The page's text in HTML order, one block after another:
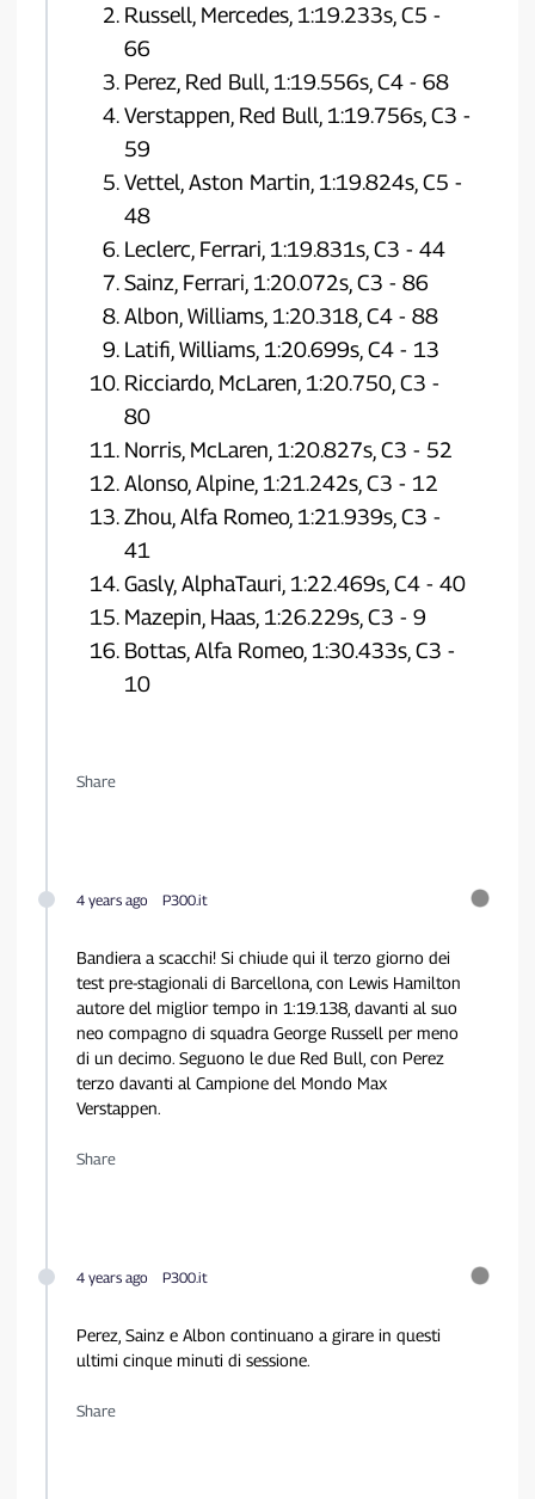
Russell, Mercedes, 1:19.233s, C5 -
66
Perez, Red Bull, 1:19.556s, C4 - 68
Verstappen, Red Bull, 1:19.756s, C3 -
59
Vettel, Aston Martin, 1:19.824s, C5 -
48
Leclerc, Ferrari, 1:19.831s, C3 - 44
Sainz, Ferrari, 1:20.072s, C3 - 86
Albon, Williams, 1:20.318, C4 - 88
Latifi, Williams, 1:20.699s, C4 - 13
Ricciardo, McLaren, 1:20.750, C3 -
80
Norris, McLaren, 1:20.827s, C3 - 52
Alonso, Alpine, 1:21.242s, C3 - 12
Zhou, Alfa Romeo, 1:21.939s, C3 -
41
Gasly, AlphaTauri, 1:22.469s, C4 - 40
Mazepin, Haas, 1:26.229s, C3 - 9
Bottas, Alfa Romeo, 1:30.433s, C3 -
10
Share
4 years ago P300.it
Bandiera a scacchi! Si chiude qui il terzo giorno dei
test pre-stagionali di Barcellona, con Lewis Hamilton
autore del miglior tempo in 1:19.138, davanti al suo
neo compagno di squadra George Russell per meno
di un decimo. Seguono le due Red Bull, con Perez
terzo davanti al Campione del Mondo Max
Verstappen.
Share
4 years ago P300.it
Perez, Sainz e Albon continuano a girare in questi
ultimi cinque minuti di sessione.
Share